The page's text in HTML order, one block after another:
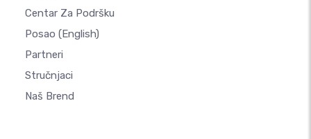
Centar Za Podršku
Posao (English)
Partneri
Stručnjaci
Naš Brend